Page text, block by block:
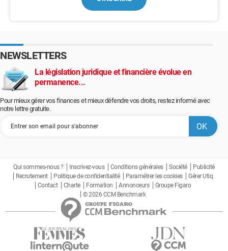
NEWSLETTERS
La législation juridique et financière évolue en
permanence...
Pour mieux gérer vos finances et mieux défendre vos droits, restez informé avec
notre lettre gratuite.
Qui sommes-nous ? Inscrivez-vous Conditions générales Société
Publicité
Recrutement
Politique de confidentialité Paramétrer les cookies
Gérer Utiq
Contact
Charte Formation Annonceurs
Groupe Figaro
© 2026 CCM Benchmark